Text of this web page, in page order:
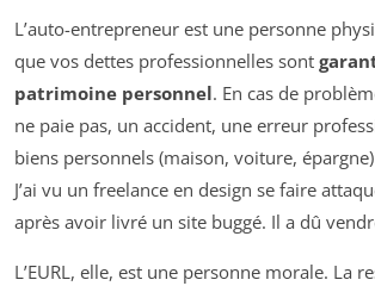
L’auto-entrepreneur est une personne
que vos dettes professionnelles sont
patrimoine personnel. En cas de
ne paie pas, un accident, une erreur
biens personnels (maison, voiture,
J’ai vu un freelance en design se faire
après avoir livré un site buggé. Il a dû
L’EURL, elle, est une personne morale. La